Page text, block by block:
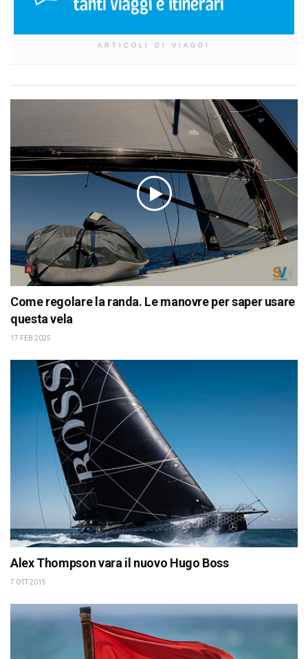
ARTICOLI DI VIAGGI
Come regolare la randa. Le manovre per saper usare
questa vela
17 FEB 2025
Alex Thompson vara il nuovo Hugo Boss
7 OTT 2015